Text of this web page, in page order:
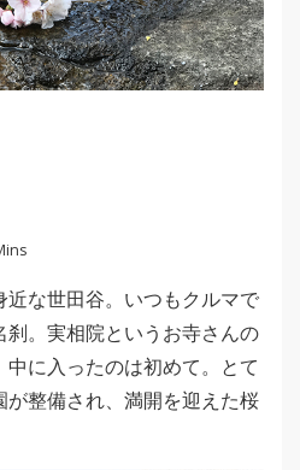
近な世田谷。いつもクルマで
。実相院というお寺さんの
に入ったのは初めて。とて
が整備され、満開を迎えた桜